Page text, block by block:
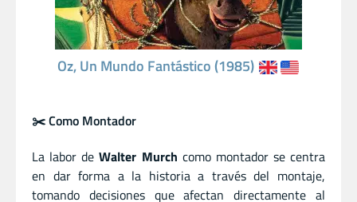
Oz, Un Mundo Fantástico (1985)
✂️ Como Montador
La labor deWalter Murch como montador se centra
en dar forma a la historia a través del montaje,
tomando decisiones que afectan directamente al